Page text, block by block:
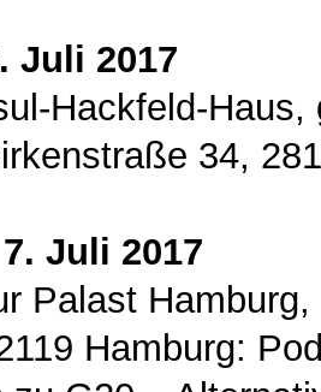
Juli 2017
Hackfeld-Haus,
34,
Juli 2017
Palast
Hamburg: